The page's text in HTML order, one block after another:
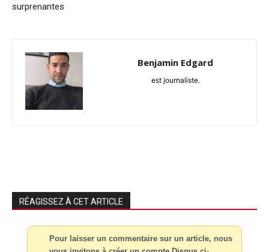
surprenantes
Benjamin Edgard
est journaliste.
RÉAGISSEZ À CET ARTICLE
Pour laisser un commentaire sur un article, nous